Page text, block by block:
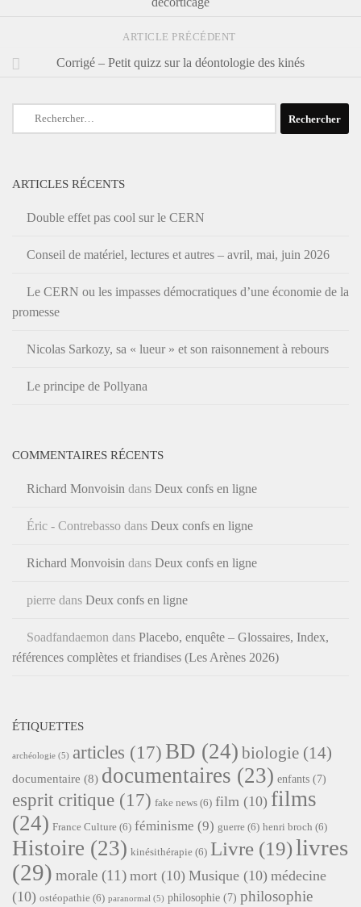
ARTICLE PRÉCÉDENT
Corrigé – Petit quizz sur la déontologie des kinés
Rechercher :
ARTICLES RÉCENTS
Double effet pas cool sur le CERN
Conseil de matériel, lectures et autres – avril, mai, juin 2026
Le CERN ou les impasses démocratiques d’une économie de la
promesse
Nicolas Sarkozy, sa « lueur » et son raisonnement à rebours
Le principe de Pollyana
COMMENTAIRES RÉCENTS
Richard Monvoisin dans Deux confs en ligne
Éric - Contrebasso dans Deux confs en ligne
Richard Monvoisin dans Deux confs en ligne
pierre dans Deux confs en ligne
Soadfandaemon dans Placebo, enquête – Glossaires, Index,
références complètes et friandises (Les Arènes 2026)
ÉTIQUETTES
archéologie (5) articles (17) BD (24) biologie (14)
documentaire (8) documentaires (23) enfants (7)
esprit critique (17) fake news (6) film (10) films
(24) France Culture (6) féminisme (9) guerre (6) henri broch (6)
Histoire (23) kinésithérapie (6) Livre (19)livres
(29) morale (11) mort (10) Musique (10) médecine
(10) ostéopathie (6) paranormal (5) philosophie (7) philosophie